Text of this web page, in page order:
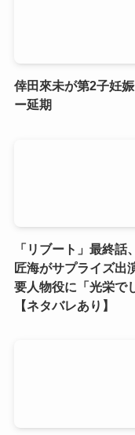
倖田來未が第2子妊
ー延期
「リブート」最終話
匠海がサプライズ
要人物役に「光栄で
【ネタバレあり】